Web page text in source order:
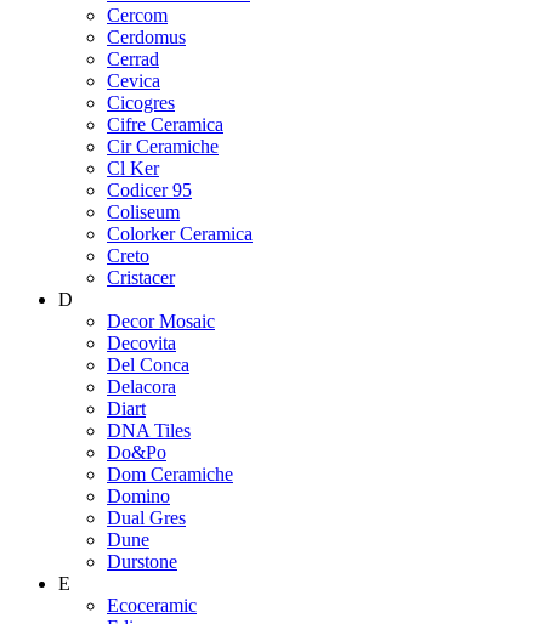
Cercom
Cerdomus
Cerrad
Cevica
Cicogres
Cifre Ceramica
Cir Ceramiche
Cl Ker
Codicer 95
Coliseum
Colorker Ceramica
Creto
Cristacer
D
Decor Mosaic
Decovita
Del Conca
Delacora
Diart
DNA Tiles
Do&Po
Dom Ceramiche
Domino
Dual Gres
Dune
Durstone
E
Ecoceramic